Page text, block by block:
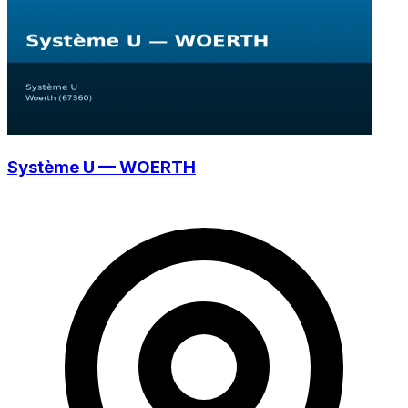
Système U — WOERTH